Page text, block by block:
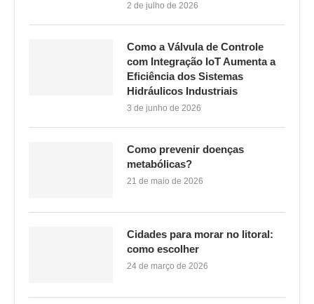
2 de julho de 2026
Como a Válvula de Controle
com Integração IoT Aumenta a
Eficiência dos Sistemas
Hidráulicos Industriais
3 de junho de 2026
Como prevenir doenças
metabólicas?
21 de maio de 2026
Cidades para morar no litoral:
como escolher
24 de março de 2026